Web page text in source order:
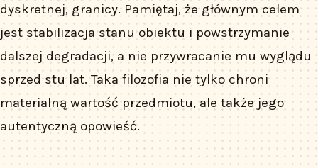
dyskretnej, granicy. Pamiętaj, że głównym celem
jest stabilizacja stanu obiektu i powstrzymanie
dalszej degradacji, a nie przywracanie mu wyglądu
sprzed stu lat. Taka filozofia nie tylko chroni
materialną wartość przedmiotu, ale także jego
autentyczną opowieść.